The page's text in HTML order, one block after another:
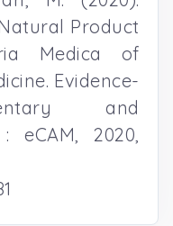
Product
Medica of
Evidence-
and
eCAM, 2020,